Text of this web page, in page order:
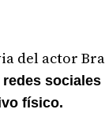
del actor
físico.